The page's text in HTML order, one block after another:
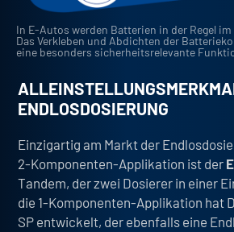
In E-Autos werden Batterien in der Regel
Das Verkleben und Abdichten der
eine besonders sicherheitsrelevante
ENDLOSDOSIERUNG
Einzigartig am Markt der
2-Komponenten-Applikation ist der
Tandem, der zwei Dosierer in einer
die 1-Komponenten-Applikation hat
SP entwickelt, der ebenfalls eine